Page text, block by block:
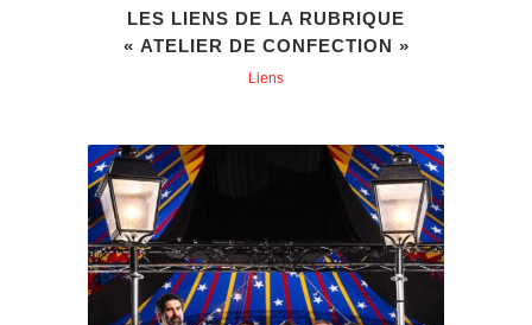
LES LIENS DE LA RUBRIQUE
« ATELIER DE CONFECTION »
Liens